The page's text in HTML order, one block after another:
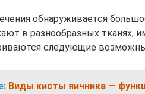
обнаруживается
в разнообразных тканях,
следующие
Виды кисты яичника —